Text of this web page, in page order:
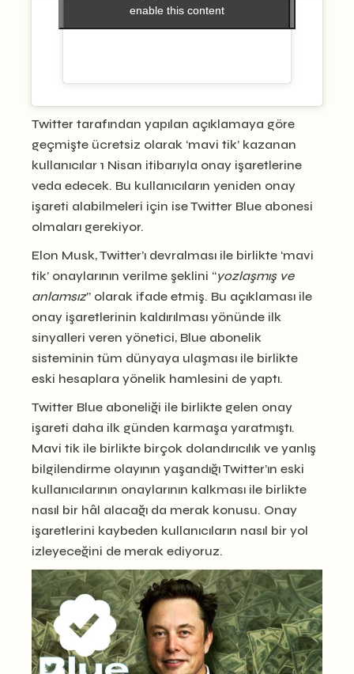
enable this content
enable this content
Twitter tarafından yapılan açıklamaya göre
geçmişte ücretsiz olarak ‘mavi tik’ kazanan
kullanıcılar 1 Nisan itibarıyla onay işaretlerine
veda edecek. Bu kullanıcıların yeniden onay
işareti alabilmeleri için ise Twitter Blue abonesi
olmaları gerekiyor.
Elon Musk, Twitter’ı devralması ile birlikte ‘mavi
tik’ onaylarının verilme şeklini “yozlaşmış ve
anlamsız” olarak ifade etmiş. Bu açıklaması ile
onay işaretlerinin kaldırılması yönünde ilk
sinyalleri veren yönetici, Blue abonelik
sisteminin tüm dünyaya ulaşması ile birlikte
eski hesaplara yönelik hamlesini de yaptı.
Twitter Blue aboneliği ile birlikte gelen onay
işareti daha ilk günden karmaşa yaratmıştı.
Mavi tik ile birlikte birçok dolandırıcılık ve yanlış
bilgilendirme olayının yaşandığı Twitter’ın eski
kullanıcılarının onaylarının kalkması ile birlikte
nasıl bir hâl alacağı da merak konusu. Onay
işaretlerini kaybeden kullanıcıların nasıl bir yol
izleyeceğini de merak ediyoruz.